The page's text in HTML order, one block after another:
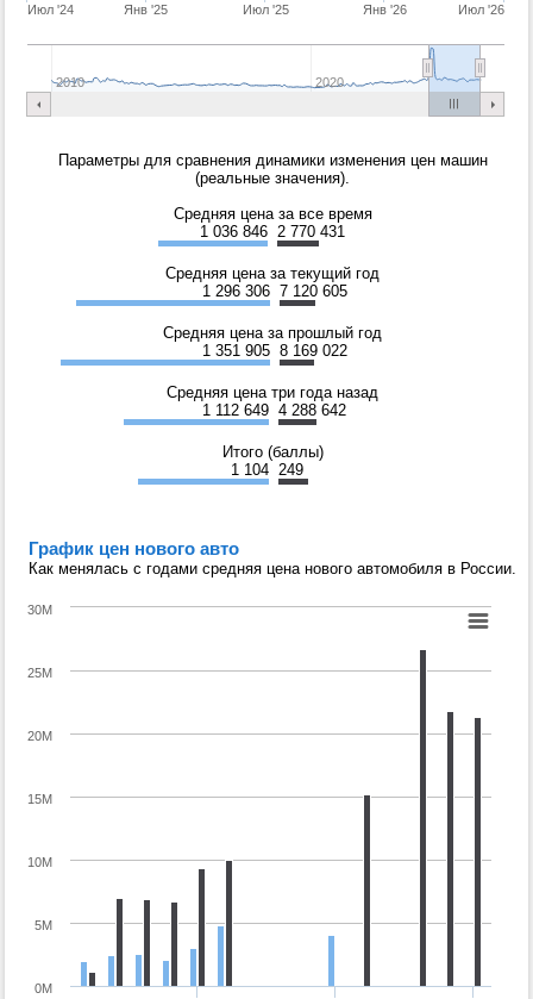
Июл '24 Янв '25 Июл '25 Янв '26 Июл '26
2010 2020
Параметры для сравнения динамики изменения цен машин
(реальные значения).
Средняя цена за все время
1 036 846 2 770 431
Средняя цена за текущий год
1 296 306 7 120 605
Средняя цена за прошлый год
1 351 905 8 169 022
Средняя цена три года назад
1 112 649 4 288 642
Итого (баллы)
1 104 249
График цен нового авто
Как менялась с годами средняя цена нового автомобиля в России.
0M
5M
10M
15M
20M
25M
30M